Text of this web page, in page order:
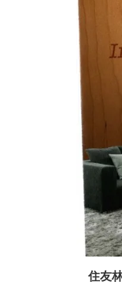
住友